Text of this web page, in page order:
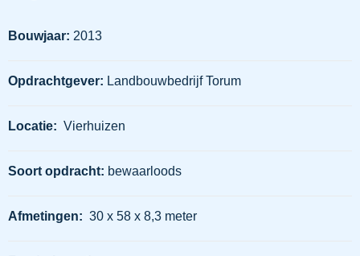
Bouwjaar: 2013
Opdrachtgever: Landbouwbedrijf Torum
Locatie: Vierhuizen
Soort opdracht: bewaarloods
Afmetingen: 30 x 58 x 8,3 meter